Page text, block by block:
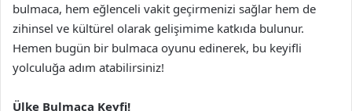
bulmaca, hem eğlenceli vakit geçirmenizi sağlar hem de
zihinsel ve kültürel olarak gelişimime katkıda bulunur.
Hemen bugün bir bulmaca oyunu edinerek, bu keyifli
yolculuğa adım atabilirsiniz!
Ülke Bulmaca Keyfi!